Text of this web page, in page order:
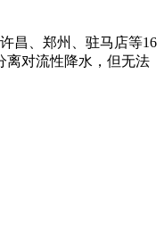
昌、郑州、驻马店等16
离对流性降水，但无法